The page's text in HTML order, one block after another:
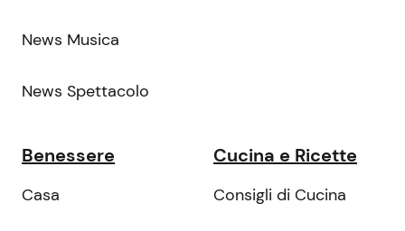
News Musica
News Spettacolo
Benessere
Casa
Cucina e Ricette
Consigli di Cucina